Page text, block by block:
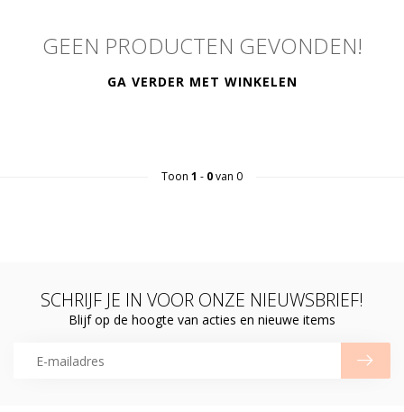
GEEN PRODUCTEN GEVONDEN!
GA VERDER MET WINKELEN
Toon 1 - 0van 0
SCHRIJF JE IN VOOR ONZE NIEUWSBRIEF!
Blijf op de hoogte van acties en nieuwe items